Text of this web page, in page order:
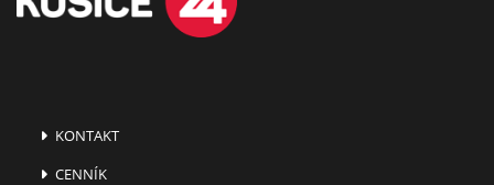
KONTAKT
CENNÍK